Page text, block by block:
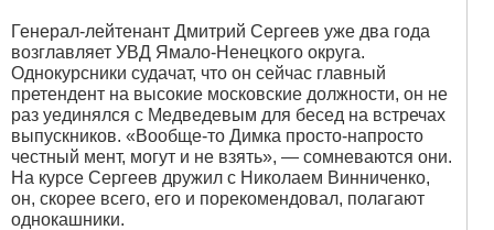
Генерал-лейтенант Дмитрий Сергеев уже два года
возглавляет УВД Ямало-Ненецкого округа.
Однокурсники судачат, что он сейчас главный
претендент на высокие московские должности, он не
раз уединялся с Медведевым для бесед на встречах
выпускников. «Вообще-то Димка просто-напросто
честный мент, могут и не взять», — сомневаются они.
На курсе Сергеев дружил с Николаем Винниченко,
он, скорее всего, его и порекомендовал, полагают
однокашники.